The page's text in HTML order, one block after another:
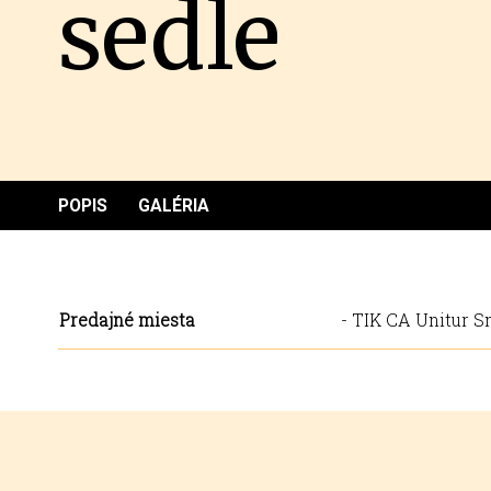
sedle
POPIS GALÉRIA
Predajné miesta - TIK CA Unitur